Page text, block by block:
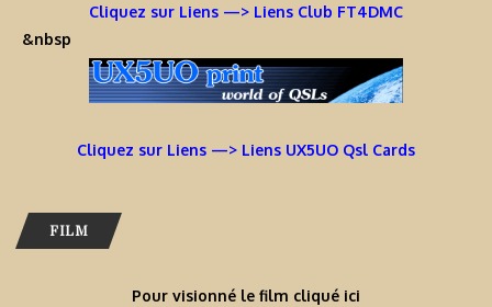
Cliquez sur Liens —> Liens Club FT4DMC
&nbsp
Cliquez sur Liens —> Liens UX5UO Qsl Cards
FILM
Pour visionné le film cliqué ici